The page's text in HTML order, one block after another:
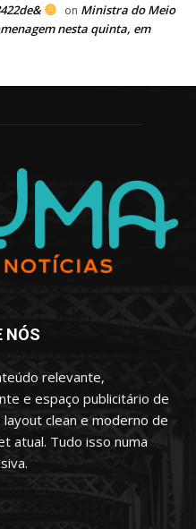
on Ministra do Meio
nesta quinta, em
NÓS
relevante,
e espaço publicitário de
clean e moderno de
atual. Tudo isso numa